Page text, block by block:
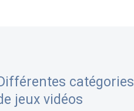
catégories
jeux vidéos